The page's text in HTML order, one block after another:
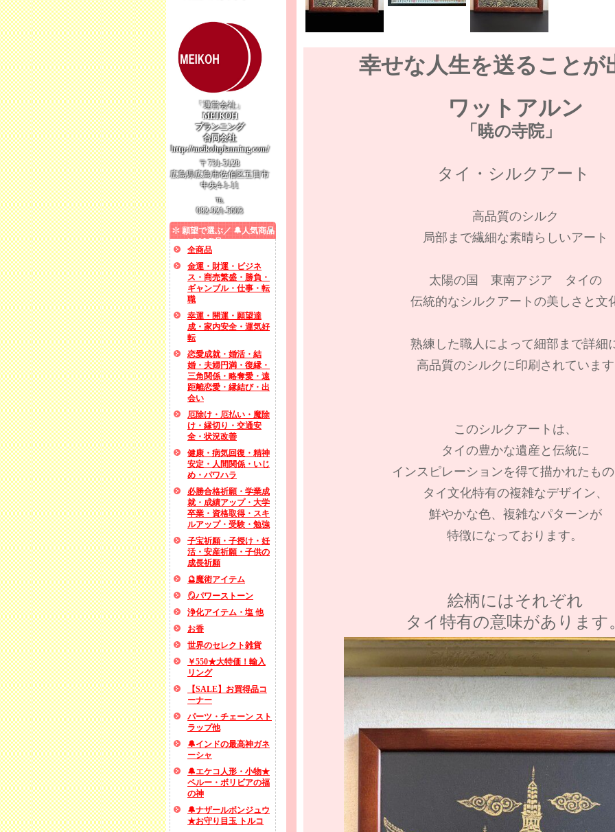
「運営会社」
MEIKOH
プランニング
合同会社
http://meikohplanning.com/
〒731-5128
広島県広島市佐伯区五日市
中央4-1-11
℡
082-921-5603
願望で選ぶ／ 🔔人気商品
／ SALE品
全商品
金運・財運・ビジネ
ス・商売繁盛・勝負・
ギャンブル・仕事・転
職
幸運・開運・願望達
成・家内安全・運気好
転
恋愛成就・婚活・結
婚・夫婦円満・復縁・
三角関係・略奪愛・遠
距離恋愛・縁結び・出
会い
厄除け・厄払い・魔除
け・縁切り・交通安
全・状況改善
健康・病気回復・精神
安定・人間関係・いじ
め・パワハラ
必勝合格祈願・学業成
就・成績アップ・大学
卒業・資格取得・スキ
ルアップ・受験・勉強
子宝祈願・子授け・妊
活・安産祈願・子供の
成長祈願
🔮魔術アイテム
🪞パワーストーン
浄化アイテム・塩 他
お香
世界のセレクト雑貨
￥550★大特価！輸入
リング
【SALE】お買得品コ
ーナー
パーツ・チェーン スト
ラップ他
🔔インドの最高神ガネ
ーシャ
🔔エケコ人形・小物★
ペルー・ボリビアの福
の神
🔔ナザールボンジュウ
★お守り目玉 トルコ
幸せな人生を送ることが
ワットアルン
「暁の寺院」
タイ・シルクアート
高品質のシルク
局部まで繊細な素晴らしいアート
太陽の国 東南アジア タイの
伝統的なシルクアートの美しさと文
熟練した職人によって細部まで詳細
高品質のシルクに印刷されています
このシルクアートは、
タイの豊かな遺産と伝統に
インスピレーションを得て描かれたも
タイ文化特有の複雑なデザイン、
鮮やかな色、複雑なパターンが
特徴になっております。
絵柄にはそれぞれ
タイ特有の意味があります